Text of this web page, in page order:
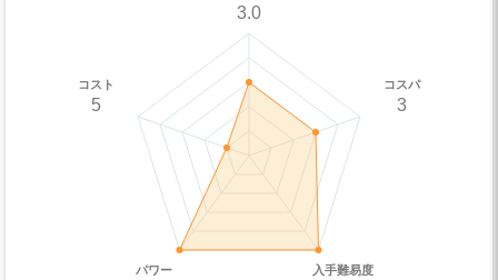
3.0
コスト
5
パワー 入手難易度
コスパ
3